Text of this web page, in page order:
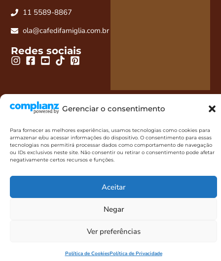
Gerenciar o consentimento
Para fornecer as melhores experiências, usamos tecnologias como cookies para
armazenar e/ou acessar informações do dispositivo. O consentimento para essas
tecnologias nos permitirá processar dados como comportamento de navegação
ou IDs exclusivos neste site. Não consentir ou retirar o consentimento pode afetar
negativamente certos recursos e funções.
Aceitar
Negar
Ver preferências
Política de CookiesPolítica de Privacidade
11 5589-8867
ola@cafedifamiglia.com.br
Redes sociais
Café Di Famiglia LTDA - 10.289.946/0001-73 - 2023. Todos os
direitos reservados.